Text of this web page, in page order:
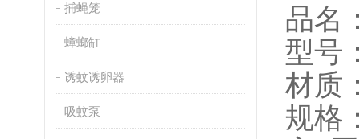
捕蝇笼
蟑螂缸
诱蚊诱卵器
吸蚊泵
品名
型号
材质
规格